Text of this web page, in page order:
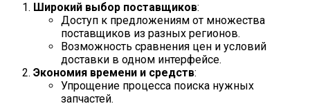
Широкий выбор поставщиков:
Доступ к предложениям от множества
поставщиков из разных регионов.
Возможность сравнения цен и условий
доставки в одном интерфейсе.
Экономия времени и средств:
Упрощение процесса поиска нужных
запчастей.